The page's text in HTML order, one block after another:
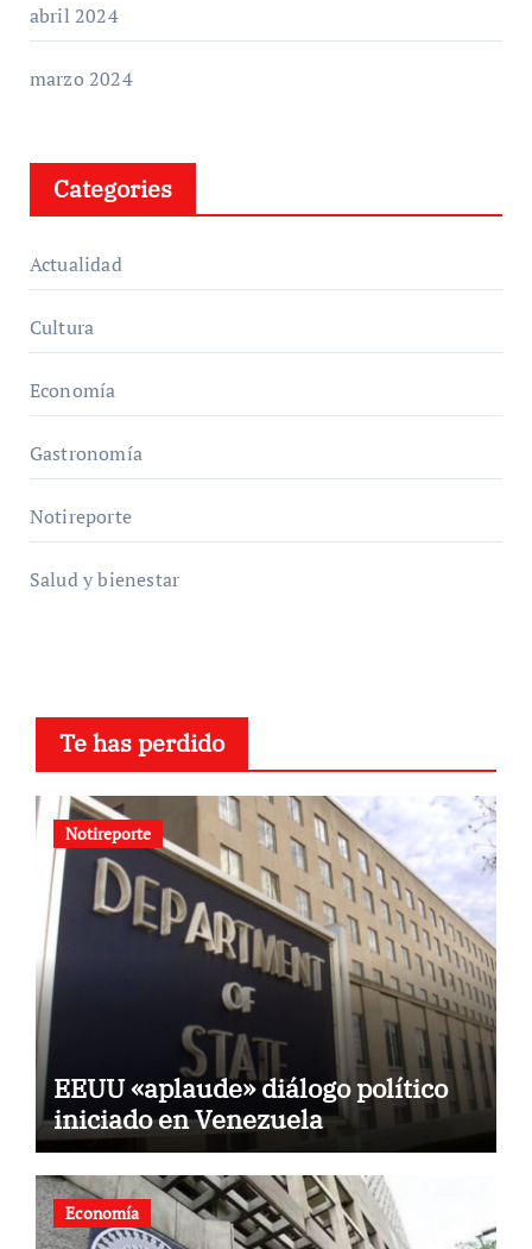
abril 2024
marzo 2024
Categories
Actualidad
Cultura
Economía
Gastronomía
Notireporte
Salud y bienestar
Te has perdido
Notireporte
EEUU «aplaude» diálogo político
iniciado en Venezuela
Economía